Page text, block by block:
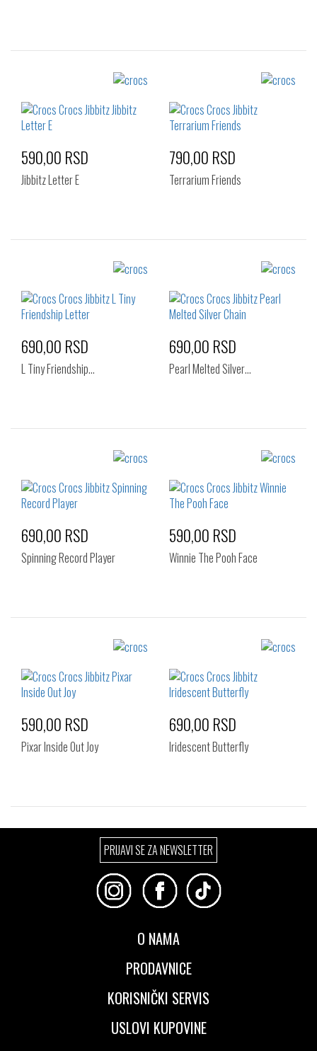
Izaberi željeni broj: Izaberi željeni broj:
Izaberi željeni broj:
590,00 RSD
Jibbitz Letter E
Izaberi željeni broj:
790,00 RSD
Terrarium Friends
Izaberi željeni broj:
690,00 RSD
L Tiny Friendship…
Izaberi željeni broj:
690,00 RSD
Pearl Melted Silver…
Izaberi željeni broj:
690,00 RSD
Spinning Record Player
Izaberi željeni broj:
590,00 RSD
Winnie The Pooh Face
Izaberi željeni broj:
590,00 RSD
Pixar Inside Out Joy
Izaberi željeni broj:
690,00 RSD
Iridescent Butterfly
PRIJAVI SE ZA NEWSLETTER
O NAMA
PRODAVNICE
KORISNIČKI SERVIS
USLOVI KUPOVINE